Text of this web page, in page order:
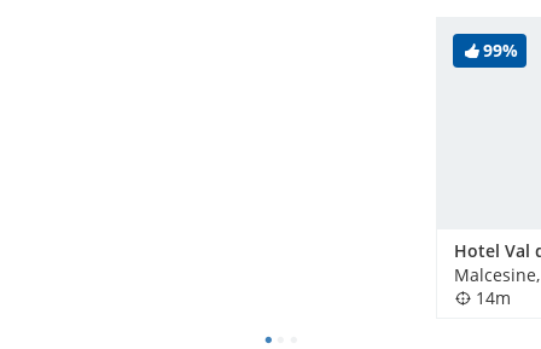
99%
14m